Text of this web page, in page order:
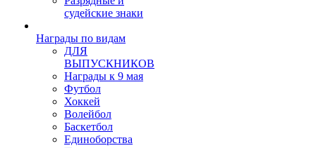
судейские знаки
Награды по видам
ДЛЯ
ВЫПУСКНИКОВ
Награды к 9 мая
Футбол
Хоккей
Волейбол
Баскетбол
Единоборства